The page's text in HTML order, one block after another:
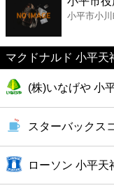
コンビニ
薬局
スーパー
エンタメ
レジャー
小平市小
マクドナルド 小平天
(株)いなげや 小
スターバックス
ローソン 小平天